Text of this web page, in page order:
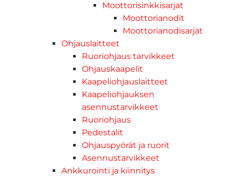
Moottorisinkkisarjat
Moottorianodit
Moottorianodisarjat
Ohjauslaitteet
Ruoriohjaus tarvikkeet
Ohjauskaapelit
Kaapeliohjauslaitteet
Kaapeliohjauksen
asennustarvikkeet
Ruoriohjaus
Pedestalit
Ohjauspyörät ja ruorit
Asennustarvikkeet
Ankkurointi ja kiinnitys